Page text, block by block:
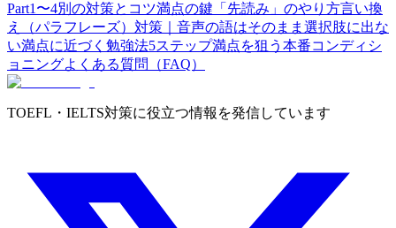
Part1〜4別の対策とコツ満点の鍵「先読み」のやり方言い換
え（パラフレーズ）対策｜音声の語はそのまま選択肢に出な
い満点に近づく勉強法5ステップ満点を狙う本番コンディシ
ョニングよくある質問（FAQ）
TOEFL・IELTS対策に役立つ情報を発信しています